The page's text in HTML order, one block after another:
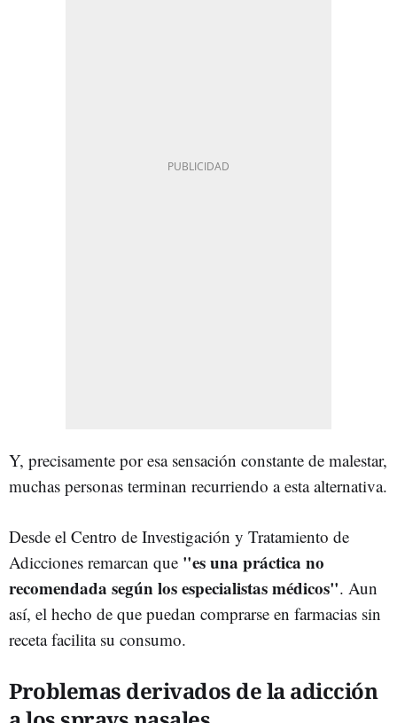
Y, precisamente por esa sensación constante de malestar,
muchas personas terminan recurriendo a esta alternativa.
Desde el Centro de Investigación y Tratamiento de
Adicciones remarcan que "es una práctica no
recomendada según los especialistas médicos". Aun
así, el hecho de que puedan comprarse en farmacias sin
receta facilita su consumo.
Problemas derivados de la adicción